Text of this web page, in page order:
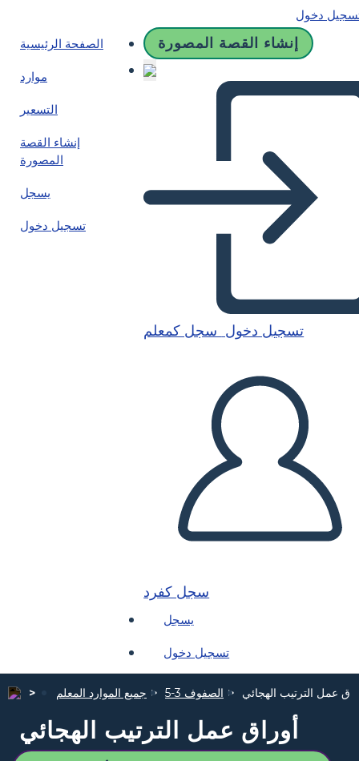
دخول
الصفحة الرئيسية
موارد
التسعير
إنشاء القصة
المصورة
يسجل
تسجيل دخول
إنشاء القصة المصورة
تسجيل دخول سجل كمعلم
سجل كفرد
يسجل
تسجيل دخول
جميع الموارد المعلم الصفوف 3-5 عمل الترتيب الهجائي
أوراق عمل الترتيب الهجائي